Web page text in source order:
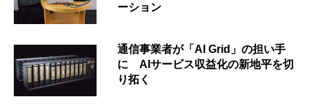
ーション
通信事業者が「AI Grid」の担い手
に AIサービス収益化の新地平を切
り拓く